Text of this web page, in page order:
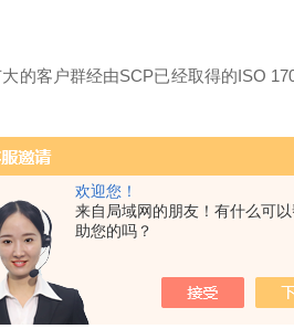
欢迎您！
来自局域网的朋友！有什么可
助您的吗？
的客户群经由SCP已经取得的ISO